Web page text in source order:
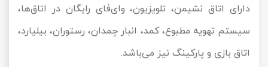
دارای اتاق نشیمن، تلویزیون، وای‌فای رایگان در اتاق‌ها،
سیستم تهویه مطبوع، کمد، انبار چمدان، رستوران، بیلیارد،
اتاق بازی و پارکینگ نیز می‌باشد.